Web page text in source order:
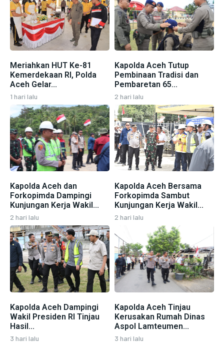
Meriahkan HUT Ke-81
Kemerdekaan RI, Polda
Aceh Gelar...
1 hari lalu
Kapolda Aceh Tutup
Pembinaan Tradisi dan
Pembaretan 65...
2 hari lalu
Kapolda Aceh dan
Forkopimda Dampingi
Kunjungan Kerja Wakil...
2 hari lalu
Kapolda Aceh Bersama
Forkopimda Sambut
Kunjungan Kerja Wakil...
2 hari lalu
Kapolda Aceh Dampingi
Wakil Presiden RI Tinjau
Hasil...
3 hari lalu
Kapolda Aceh Tinjau
Kerusakan Rumah Dinas
Aspol Lamteumen...
3 hari lalu